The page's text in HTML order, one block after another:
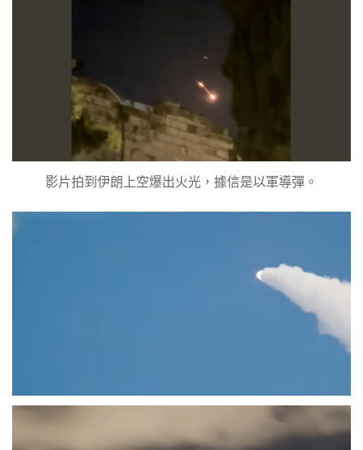
影片拍到伊朗上空爆出火光，據信是以軍導彈。